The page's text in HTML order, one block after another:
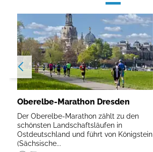
Oberelbe-Marathon Dresden
Der Oberelbe-Marathon zählt zu den
schönsten Landschaftsläufen in
Ostdeutschland und führt von Königstein
(Sächsische...